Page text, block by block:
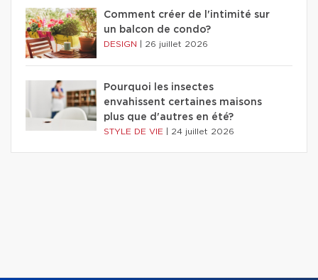
Comment créer de l'intimité sur
un balcon de condo?
DESIGN 26 juillet 2026
Pourquoi les insectes
envahissent certaines maisons
plus que d'autres en été?
STYLE DE VIE 24 juillet 2026